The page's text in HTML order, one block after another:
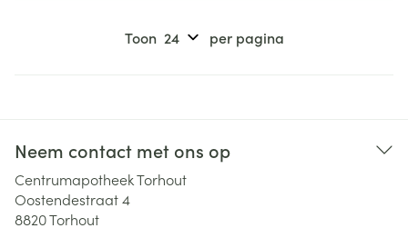
Toon per pagina
Neem contact met ons op
Centrumapotheek Torhout
Oostendestraat 4
8820Torhout